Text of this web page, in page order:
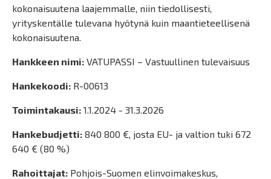
kokonaisuutena laajemmalle, niin tiedollisesti,
yrityskentälle tulevana hyötynä kuin maantieteellisenä
kokonaisuutena.
Hankkeen nimi: VATUPASSI – Vastuullinen tulevaisuus
Hankekoodi: R-00613
Toimintakausi: 1.1.2024 - 31.3.2026
Hankebudjetti: 840 800 €, josta EU- ja valtion tuki 672
640 € (80 %)
Rahoittajat: Pohjois-Suomen elinvoimakeskus,